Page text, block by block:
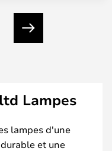
Suivant
Lampes
lampes d'une
et une